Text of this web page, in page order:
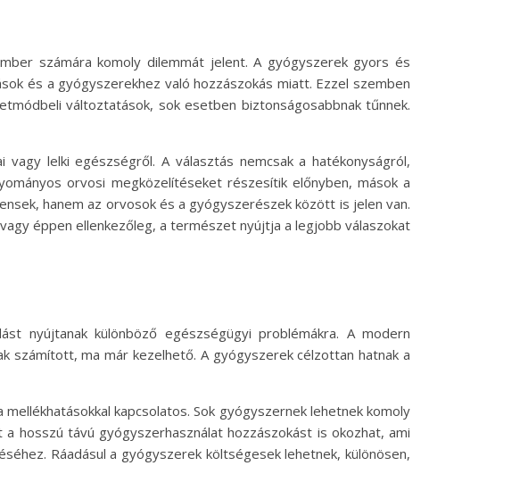
számára komoly dilemmát jelent. A gyógyszerek gyors és
és a gyógyszerekhez való hozzászokás miatt. Ezzel szemben
változtatások, sok esetben biztonságosabbnak tűnnek.
lelki egészségről. A választás nemcsak a hatékonyságról,
orvosi megközelítéseket részesítik előnyben, mások a
hanem az orvosok és a gyógyszerészek között is jelen van.
éppen ellenkezőleg, a természet nyújtja a legjobb válaszokat
nyújtanak különböző egészségügyi problémákra. A modern
számított, ma már kezelhető. A gyógyszerek célzottan hatnak a
kapcsolatos. Sok gyógyszernek lehetnek komoly
hosszú távú gyógyszerhasználat hozzászokást is okozhat, ami
Ráadásul a gyógyszerek költségesek lehetnek, különösen,